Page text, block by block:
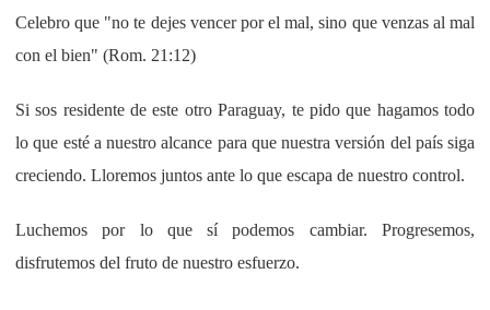
Celebro que "no te dejes vencer por el mal, sino que venzas al mal
con el bien" (Rom. 21:12)
Si sos residente de este otro Paraguay, te pido que hagamos todo
lo que esté a nuestro alcance para que nuestra versión del país siga
creciendo. Lloremos juntos ante lo que escapa de nuestro control.
Luchemos por lo que sí podemos cambiar. Progresemos,
disfrutemos del fruto de nuestro esfuerzo.